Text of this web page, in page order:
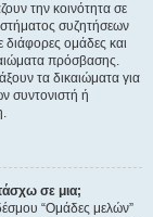
την κοινότητα σε
συζητήσεων
ομάδες και
πρόσβασης.
τα δικαιώματα για
συντονιστή ή
σε μια;
“Ομάδες μελών”